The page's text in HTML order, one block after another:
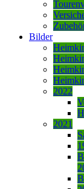
Bilder
2022
2021